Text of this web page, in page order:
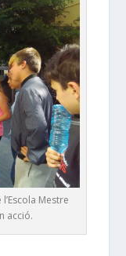
Mestre
acció.